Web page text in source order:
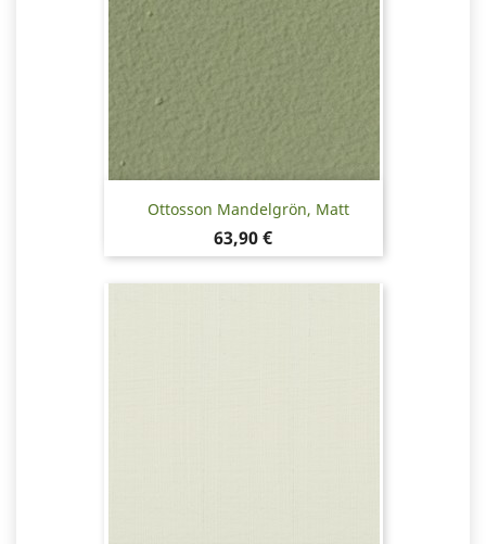
Ottosson Mandelgrön, Matt
Pris
63,90 €